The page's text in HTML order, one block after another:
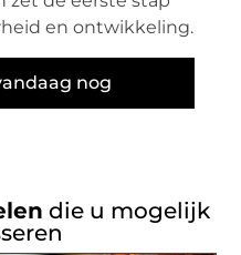
en ontwikkeling.
nog
die u mogelijk